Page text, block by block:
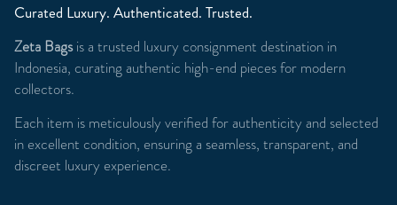
Curated Luxury. Authenticated. Trusted.
Zeta Bagsis a trusted luxury consignment destination in
Indonesia, curating authentic high-end pieces for modern
collectors.
Each item is meticulously verified for authenticity and selected
in excellent condition, ensuring a seamless, transparent, and
discreet luxury experience.